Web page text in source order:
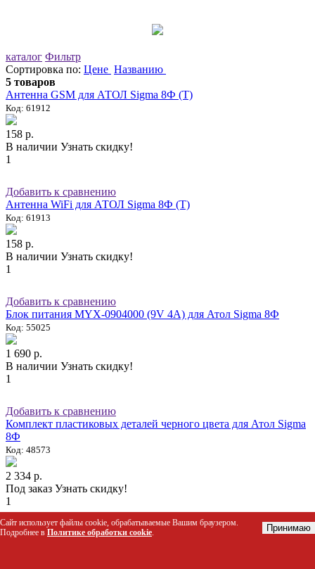
каталог Фильтр
Сортировка по: Цене Названию
5 товаров
Антенна GSM для АТОЛ Sigma 8Ф (Т)
Код: 61912
158 р.
В наличии Узнать скидку!
1
Добавить к сравнению
Антенна WiFi для АТОЛ Sigma 8Ф (Т)
Код: 61913
158 р.
В наличии Узнать скидку!
1
Добавить к сравнению
Блок питания MYX-0904000 (9V 4A) для Атол Sigma 8Ф
Код: 55025
1 690 р.
В наличии Узнать скидку!
1
Добавить к сравнению
Комплект пластиковых деталей черного цвета для Атол Sigma
8Ф
Код: 48573
2 334 р.
Под заказ Узнать скидку!
1
Добавить к сравнению
Сайт использует файлы cookie, обрабатываемые Вашим браузером.
Подробнее в Политике обработки cookie. Принимаю